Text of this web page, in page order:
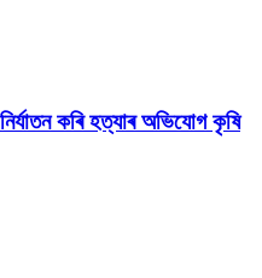
কৰি হত্যাৰ অভিযোগ কৃষি